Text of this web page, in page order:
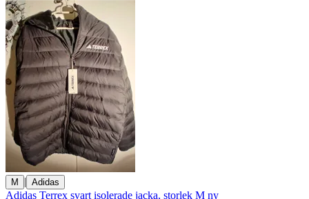
M | Adidas
Adidas Terrex svart isolerade jacka, storlek M ny